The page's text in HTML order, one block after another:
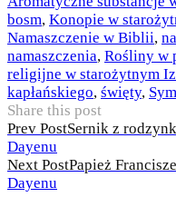
bosm, Konopie w
Namaszczenie w Biblii,
namaszczenia, Rośliny w
religijne w starożytnym
kapłańskiego, święty,
Share this post
Nawigacja
wpisu
Prev PostSernik z
Dayenu
Next PostPapież
Dayenu